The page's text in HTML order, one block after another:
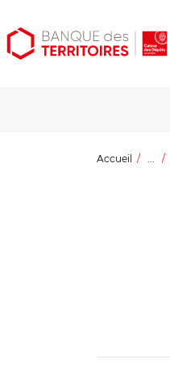
Aller
au
Aller
au
Ouvrir
les
Accueil ...